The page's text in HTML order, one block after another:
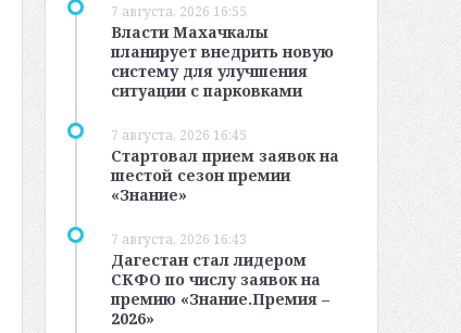
7 августа, 2026 16:55
Власти Махачкалы
планирует внедрить новую
систему для улучшения
ситуации с парковками
7 августа, 2026 16:45
Стартовал прием заявок на
шестой сезон премии
«Знание»
7 августа, 2026 16:43
Дагестан стал лидером
СКФО по числу заявок на
премию «Знание.Премия –
2026»